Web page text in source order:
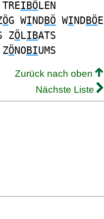
IBÖLEN
ÖG WINDBÖ WINDBÖE
ZÖLIBATS
ZÖNOBIUMS
Zurück nach oben
Nächste Liste